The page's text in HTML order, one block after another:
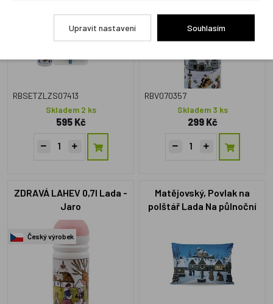
RBSETZLZS07413
Skladem 2 ks
595 Kč
Český výrobek
RBV070357
Skladem 3 ks
299 Kč
ZDRAVÁ LAHEV 0,7l Lada -
Jaro
Český výrobek
Matějovský, Povlak na
polštář Lada Na půlnoční
Upravit nastavení Souhlasím